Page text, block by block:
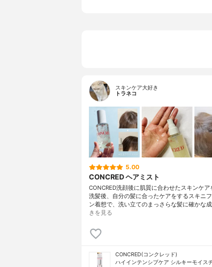
スキンケア大好き
トラネコ
5.00
CONCRED ヘアミスト
CONCRED洗顔後に肌質に合わせたスキンケア
洗髪後、自分の髪に合ったケアをするスキニ
ン着想で、洗い立てのまっさらな髪に確かな
きを見る
CONCRED(コンクレッド)
ハイインテンシブケア シルキーモイス